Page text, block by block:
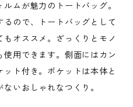
ムが魅力のトートバッグ。
ので、トートバッグとして
オススメ。ざっくりとモノ
用できます。側面にはカン
ト付き。ポケットは本体と
いおしゃれなつくり。